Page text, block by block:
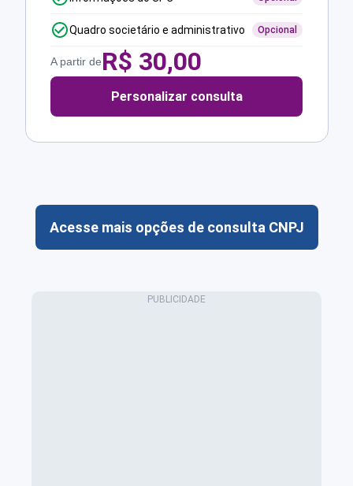
Quadro societário e administrativo Opcional
A partir deR$ 30,00
Personalizar consulta
Acesse mais opções de consulta CNPJ